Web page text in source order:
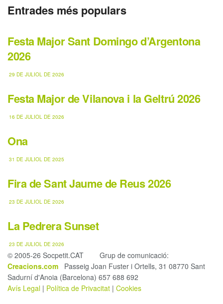
Entrades més populars
Festa Major Sant Domingo d’Argentona
2026
29 DE JULIOL DE 2026
Festa Major de Vilanova i la Geltrú 2026
16 DE JULIOL DE 2026
Ona
31 DE JULIOL DE 2025
Fira de Sant Jaume de Reus 2026
23 DE JULIOL DE 2026
La Pedrera Sunset
23 DE JULIOL DE 2026
© 2005-26 Socpetit.CAT Grup de comunicació:
Creacions.com Passeig Joan Fuster i Ortells, 31 08770 Sant
Sadurní d'Anoia (Barcelona) 657 688 692
Avís Legal | Política de Privacitat | Cookies